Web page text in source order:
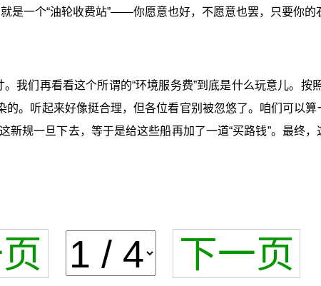
是一个“油轮收费站”——你愿意也好，不愿意也罢，只要你的
我们再看看这个所谓的“环境服务费”到底是什么玩意儿。按
。听起来好像挺合理，但各位看官别被忽悠了。咱们可以
规一旦下去，等于是给这些船再加了一道“买路钱”。最终
下一页